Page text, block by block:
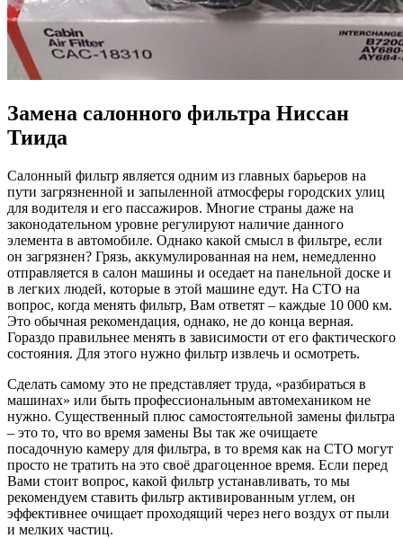
Замена салонного фильтра Ниссан
Тиида
Салонный фильтр является одним из главных барьеров на
пути загрязненной и запыленной атмосферы городских улиц
для водителя и его пассажиров. Многие страны даже на
законодательном уровне регулируют наличие данного
элемента в автомобиле. Однако какой смысл в фильтре, если
он загрязнен? Грязь, аккумулированная на нем, немедленно
отправляется в салон машины и оседает на панельной доске и
в легких людей, которые в этой машине едут. На СТО на
вопрос, когда менять фильтр, Вам ответят – каждые 10 000 км.
Это обычная рекомендация, однако, не до конца верная.
Гораздо правильнее менять в зависимости от его фактического
состояния. Для этого нужно фильтр извлечь и осмотреть.
Сделать самому это не представляет труда, «разбираться в
машинах» или быть профессиональным автомехаником не
нужно. Существенный плюс самостоятельной замены фильтра
– это то, что во время замены Вы так же очищаете
посадочную камеру для фильтра, в то время как на СТО могут
просто не тратить на это своё драгоценное время. Если перед
Вами стоит вопрос, какой фильтр устанавливать, то мы
рекомендуем ставить фильтр активированным углем, он
эффективнее очищает проходящий через него воздух от пыли
и мелких частиц.